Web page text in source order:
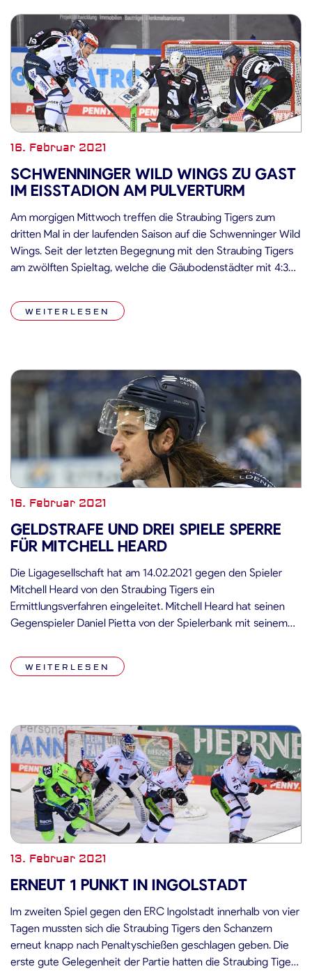
16. Februar 2021
SCHWENNINGER WILD WINGS ZU GAST
IM EISSTADION AM PULVERTURM
Am morgigen Mittwoch treffen die Straubing Tigers zum
dritten Mal in der laufenden Saison auf die Schwenninger Wild
Wings. Seit der letzten Begegnung mit den Straubing Tigers
am zwölften Spieltag, welche die Gäubodenstädter mit 4:3
Spielen zwei Partien für sich entscheiden: Niederlagen gegen
München (3:4), Augsburg […]
WEITERLESEN
16. Februar 2021
GELDSTRAFE UND DREI SPIELE SPERRE
FÜR MITCHELL HEARD
Die Ligagesellschaft hat am 14.02.2021 gegen den Spieler
Mitchell Heard von den Straubing Tigers ein
Ermittlungsverfahren eingeleitet. Mitchell Heard hat seinen
Gegenspieler Daniel Pietta von der Spielerbank mit seinem
dass hier ein Verstoß gegen DEL-Regel 168 IV.-V.
(Unsportliches Verhalten) vorliegt und hält eine Sperre von
WEITERLESEN
13. Februar 2021
ERNEUT 1 PUNKT IN INGOLSTADT
Im zweiten Spiel gegen den ERC Ingolstadt innerhalb von vier
Tagen mussten sich die Straubing Tigers den Schanzern
erneut knapp nach Penaltyschießen geschlagen geben. Die
erste gute Gelegenheit der Partie hatten die Straubing Tigers,